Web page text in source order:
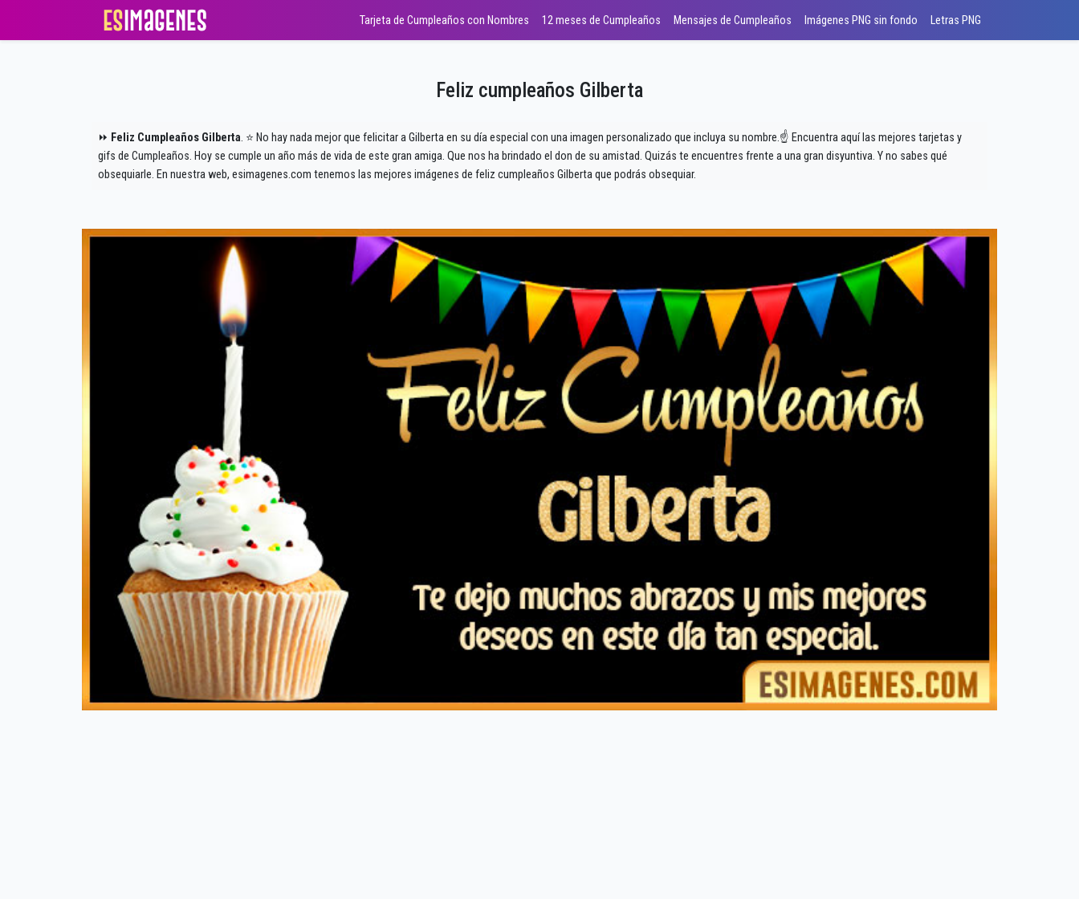
Tarjeta de Cumpleaños con Nombres 12 meses de Cumpleaños Mensajes de Cumpleaños Imágenes PNG sin fondo Letras PNG
Feliz cumpleaños Gilberta
⏩ Feliz Cumpleaños Gilberta. ⭐ No hay nada mejor que felicitar a Gilberta en su día especial con una imagen personalizado que incluya su nombre.☝ Encuentra aquí las mejores tarjetas y
gifs de Cumpleaños. Hoy se cumple un año más de vida de este gran amiga. Que nos ha brindado el don de su amistad. Quizás te encuentres frente a una gran disyuntiva. Y no sabes qué
obsequiarle. En nuestra web, esimagenes.com tenemos las mejores imágenes de feliz cumpleaños Gilberta que podrás obsequiar.